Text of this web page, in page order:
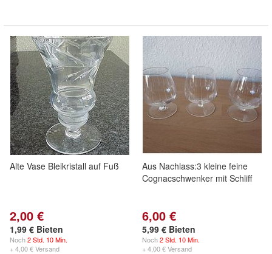
Alte Vase Bleikristall auf Fuß
2,00 €
1,99 € Bieten
Noch2 Std. 10 Min.
+ 4,00 € Versand
Aus Nachlass:3 kleine feine
Cognacschwenker mit Schliff
6,00 €
5,99 € Bieten
Noch2 Std. 10 Min.
+ 4,00 € Versand